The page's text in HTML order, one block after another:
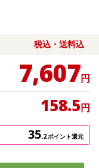
税込・送料込
7,607円
158.5円
35.2ポイント還元